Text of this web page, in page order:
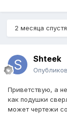
2 месяца
Shteek
Приветствую, а
как подушки
может чертежи